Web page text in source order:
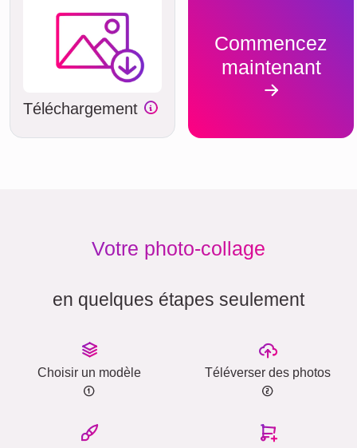
Téléchargement
Commencez
maintenant
Votre photo-collage
en quelques étapes seulement
Choisir un modèle Téléverser des photos